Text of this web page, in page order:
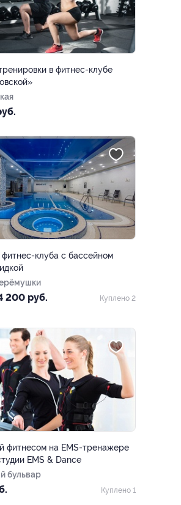
в фитнес-клубе
клуба с бассейном
200 руб. Куплено 2
фитнесом на EMS-тренажере
EMS & Dance
бульвар
Куплено 1